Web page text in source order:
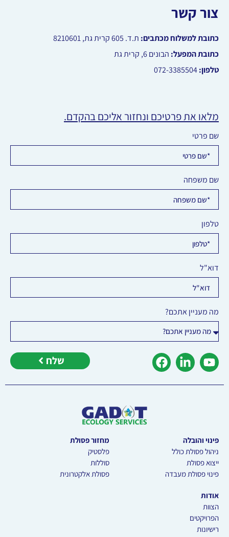
צור קשר
כתובת למשלוח מכתבים: ת.ד. 605קרית גת, 8210601
כתובת המפעל: הבונים 6, קרית גת
טלפון:
מלאו את פרטיכם ונחזור אליכם בהקדם.
שם פרטי
שם משפחה
טלפון
דוא"ל
מה מעניין אתכם?
שלח
פינוי והובלה
ניהול פסולת כולל
ייצוא פסולת
פינוי פסולת מעבדה
מחזור פסולת
פלסטיק
סוללות
פסולת אלקטרונית
אודות
הצוות
הפרויקטים
רישיונות